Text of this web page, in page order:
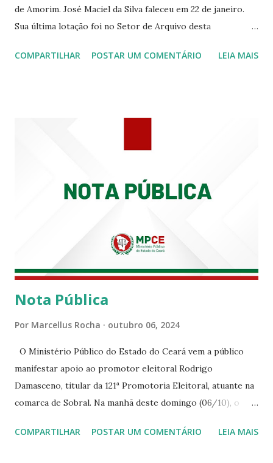
de Amorim. José Maciel da Silva faleceu em 22 de janeiro.
Sua última lotação foi no Setor de Arquivo desta
Siqueira Amorim faleceu em 28 de fevereiro e encerrou a
COMPARTILHAR POSTAR UM COMENTÁRIO LEIA MAIS
Nota Pública
Por Marcellus Rocha outubro 06, 2024
O Ministério Público do Estado do Ceará vem a público
manifestar apoio ao promotor eleitoral Rodrigo
Damasceno, titular da 121ª Promotoria Eleitoral, atuante na
comarca de Sobral. Na manhã deste domingo (06/10), o
integrava um grupo de apoiadores de um candidato a
COMPARTILHAR POSTAR UM COMENTÁRIO LEIA MAIS